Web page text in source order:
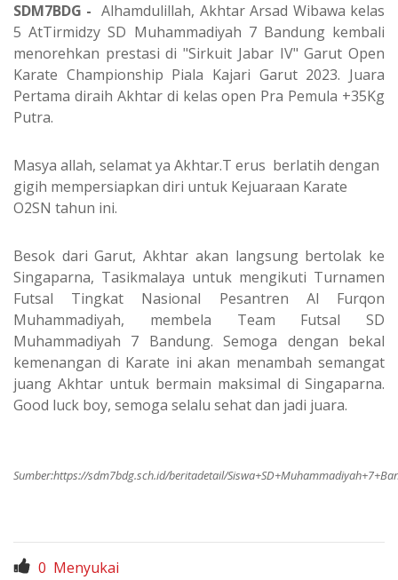
SDM7BDG -Alhamdulillah, Akhtar Arsad Wibawa kelas
5 AtTirmidzySD Muhammadiyah 7 Bandung kembali
menorehkan prestasi di "Sirkuit Jabar IV" Garut Open
Karate Championship Piala Kajari Garut 2023. Juara
Pertama diraih Akhtar di kelas open Pra Pemula +35Kg
Putra.
Masya allah, selamat ya Akhtar.T erus berlatih dengan
gigih mempersiapkan diri untuk Kejuaraan Karate
O2SN tahun ini.
Besok dari Garut, Akhtar akan langsung bertolak ke
Singaparna, Tasikmalaya untuk mengikuti Turnamen
Futsal Tingkat Nasional Pesantren Al Furqon
Muhammadiyah, membela Team Futsal SD
Muhammadiyah 7 Bandung. Semoga dengan bekal
kemenangan di Karate ini akan menambah semangat
juang Akhtar untuk bermain maksimal di Singaparna.
Good luck boy, semoga selalu sehat dan jadi juara.
Sumber:https://sdm7bdg.sch.id/beritadetail/
0 Menyukai